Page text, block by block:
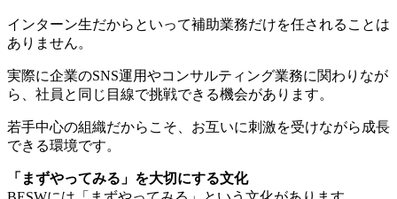
インターン生だからといって補助業務だけを任されることは
ありません。
実際に企業のSNS運用やコンサルティング業務に関わりなが
ら、社員と同じ目線で挑戦できる機会があります。
若手中心の組織だからこそ、お互いに刺激を受けながら成長
できる環境です。
「まずやってみる」を大切にする文化